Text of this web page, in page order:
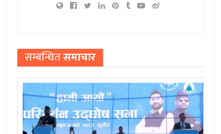
सम्बन्धितसमाचार